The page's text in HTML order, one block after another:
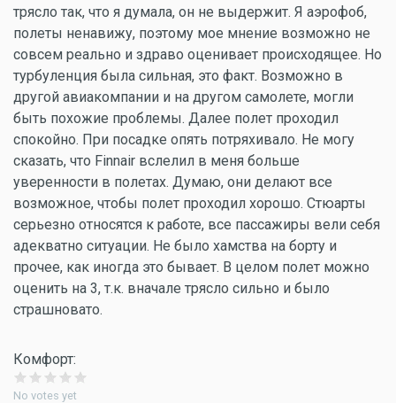
трясло так, что я думала, он не выдержит. Я аэрофоб,
полеты ненавижу, поэтому мое мнение возможно не
совсем реально и здраво оценивает происходящее. Но
турбуленция была сильная, это факт. Возможно в
другой авиакомпании и на другом самолете, могли
быть похожие проблемы. Далее полет проходил
спокойно. При посадке опять потряхивало. Не могу
сказать, что Finnair вслелил в меня больше
уверенности в полетах. Думаю, они делают все
возможное, чтобы полет проходил хорошо. Стюарты
серьезно относятся к работе, все пассажиры вели себя
адекватно ситуации. Не было хамства на борту и
прочее, как иногда это бывает. В целом полет можно
оценить на 3, т.к. вначале трясло сильно и было
страшновато.
Комфорт:
No votes yet